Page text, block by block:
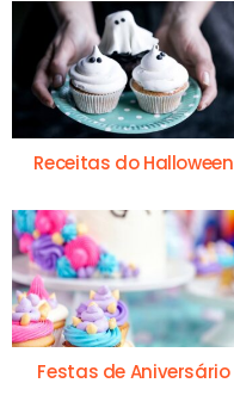
Receitas do Halloween
Festas de Aniversário